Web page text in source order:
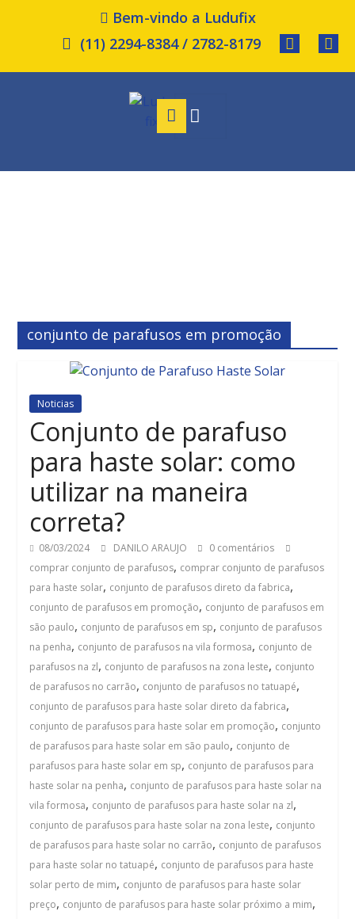
Bem-vindo a Ludufix
(11) 2294-8384 / 2782-8179
conjunto de parafusos em promoção
Noticias
Conjunto de parafuso
para haste solar: como
utilizar na maneira
correta?
08/03/2024 DANILO ARAUJO
0 comentários
comprar conjunto de parafusos, comprar conjunto de parafusos
para haste solar, conjunto de parafusos direto da fabrica,
conjunto de parafusos em promoção, conjunto de parafusos em
são paulo, conjunto de parafusos em sp, conjunto de parafusos
na penha, conjunto de parafusos na vila formosa, conjunto de
parafusos na zl, conjunto de parafusos na zona leste, conjunto
de parafusos no carrão, conjunto de parafusos no tatuapé,
conjunto de parafusos para haste solar direto da fabrica,
conjunto de parafusos para haste solar em promoção, conjunto
de parafusos para haste solar em são paulo, conjunto de
parafusos para haste solar em sp, conjunto de parafusos para
haste solar na penha, conjunto de parafusos para haste solar na
vila formosa, conjunto de parafusos para haste solar na zl,
conjunto de parafusos para haste solar na zona leste, conjunto
de parafusos para haste solar no carrão, conjunto de parafusos
para haste solar no tatuapé, conjunto de parafusos para haste
solar perto de mim, conjunto de parafusos para haste solar
preço, conjunto de parafusos para haste solar próximo a mim,